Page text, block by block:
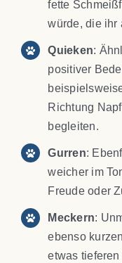
fette
würde, die ihr
Quieken:
positiver
Richtung
begleiten.
Gurren:
weicher im
Freude oder
Meckern:
ebenso
etwas